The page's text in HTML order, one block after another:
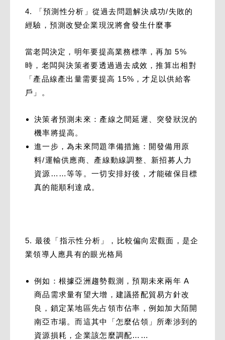
4. 「預測性分析」從過去問題解決成功/失敗的
經驗，預測改變企業現況將會發生什麼事
當老闆決定，明年要提高業務標準，再加 5%
時，老闆與決策者要透過過去成效，推算出相對
「產品線產出量需要提高 15%，才足以供給客
戶」。
決策者預測未來：產線之間延遲、突發狀況的
機率將提高。
進一步，為未來問題準備措施：開發備用原
料/運輸供應商、產線動線調整、新招募人力
資源……等等。一切安排好後，才能確保目標
真的能順利達成。
5. 最後「指示性分析」，比較偏向宏觀面，是企
業領導人應具有的眼光格局
例如：根據亞洲趨勢觀測，預期未來兩年 A
商品需求量有望大增，建議搭配貿易方針改
良，鎖定某地區先占領市佔率，例如加大陌開
南亞市場。而這其中「怎麼佔領」所牽涉到的
資源損耗，企業該怎麼調配……